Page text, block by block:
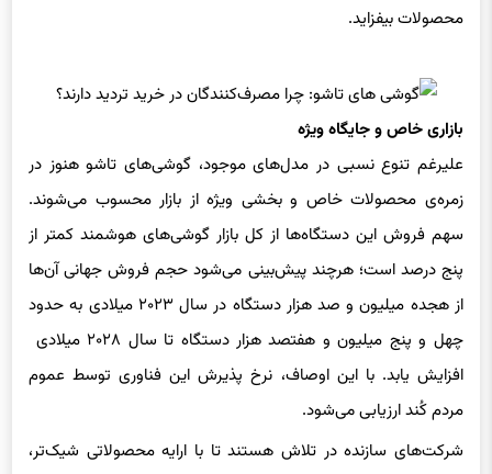
بازاری خاص و جایگاه ویژه
علیرغم تنوع نسبی در مدل‌های موجود، گوشی‌های تاشو هنوز در
زمره‌ی محصولات خاص و بخشی ویژه از بازار محسوب می‌شوند.
سهم فروش این دستگاه‌ها از کل بازار گوشی‌های هوشمند کمتر از
پنج درصد است؛ هرچند پیش‌بینی می‌شود حجم فروش جهانی آن‌ها
از هجده میلیون و صد هزار دستگاه در سال ۲۰۲۳ میلادی به حدود
چهل و پنج میلیون و هفتصد هزار دستگاه تا سال ۲۰۲۸ میلادی
افزایش یابد. با این اوصاف، نرخ پذیرش این فناوری توسط عموم
مردم کُند ارزیابی می‌شود.
شرکت‌های سازنده در تلاش هستند تا با ارایه‌ محصولاتی شیک‌تر،
قدرتمندتر و البته گران‌قیمت‌تر، بر حجم فروش خود بیفزایند. برای